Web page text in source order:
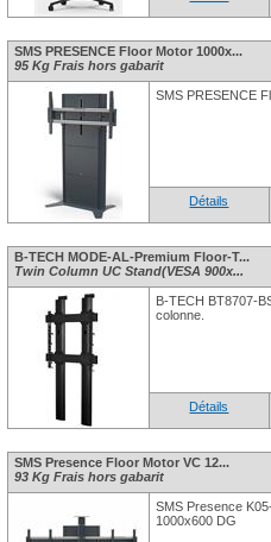
SMS PRESENCE Floor Motor 1000x...
95 Kg Frais hors gabarit
SMS PRESENCE
Détails
B-TECH MODE-AL-Premium Floor-T...
Twin Column UC Stand(VESA 900x...
B-TECH BT8707-
colonne.
Détails
SMS Presence Floor Motor VC 12...
93 Kg Frais hors gabarit
SMS Presence
1000x600 DG